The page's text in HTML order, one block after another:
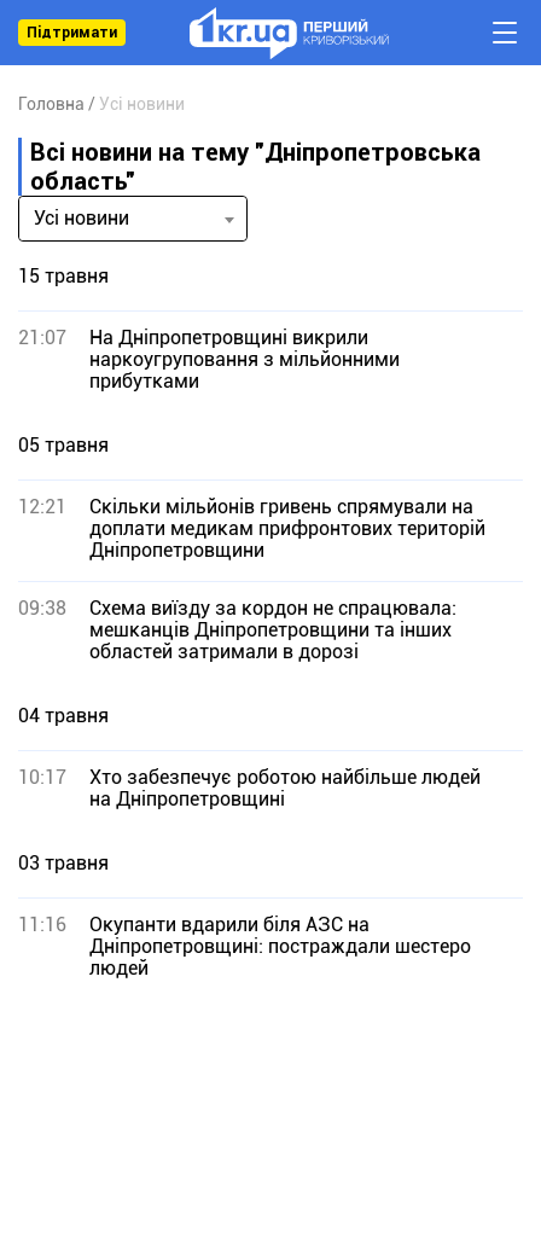
Підтримати
Головна Усі новини
Всі новини на тему "Дніпропетровська
область"
Усі новини
15 травня
21:07
На Дніпропетровщині викрили
наркоугруповання з мільйонними
прибутками
05 травня
12:21
Скільки мільйонів гривень спрямували на
доплати медикам прифронтових територій
Дніпропетровщини
09:38
Схема виїзду за кордон не спрацювала:
мешканців Дніпропетровщини та інших
областей затримали в дорозі
04 травня
10:17
Хто забезпечує роботою найбільше людей
на Дніпропетровщині
03 травня
11:16
Окупанти вдарили біля АЗС на
Дніпропетровщині: постраждали шестеро
людей